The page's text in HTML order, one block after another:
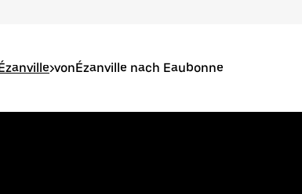
>vonÉzanville nach Eaubonne